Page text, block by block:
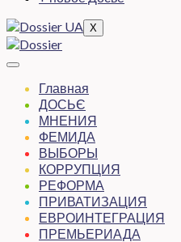
X
Главная
ДОСЬЄ
МНЕНИЯ
ФЕМИДА
ВЫБОРЫ
КОРРУПЦИЯ
РЕФОРМА
ПРИВАТИЗАЦИЯ
ЕВРОИНТЕГРАЦИЯ
ПРЕМЬЕРИАДА